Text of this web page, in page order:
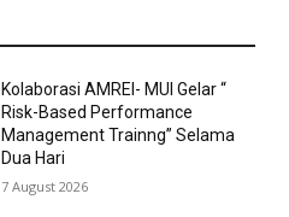
Kolaborasi AMREI- MUI Gelar “
Risk-Based Performance
Management Trainng” Selama
Dua Hari
7 August 2026